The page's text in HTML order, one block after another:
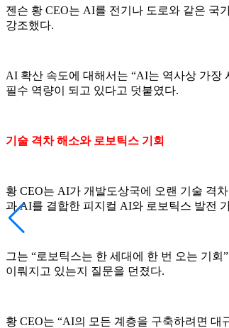
젠슨 황 CEO는 AI를 전기나 도로와 같은 국
강조했다.
AI 확산 속도에 대해서는 “AI는 역사상 가장
필수 역량이 되고 있다고 덧붙였다.
기술 격차 해소와 로보틱스 기회
황 CEO는 AI가 개발도상국에 오랜 기술 격
과 AI를 결합한 피지컬 AI와 로보틱스 발전
그는 “로보틱스는 한 세대에 한 번 오는 기
이뤄지고 있는지 질문을 던졌다.
황 CEO는 “AI의 모든 계층을 구축하려면 대